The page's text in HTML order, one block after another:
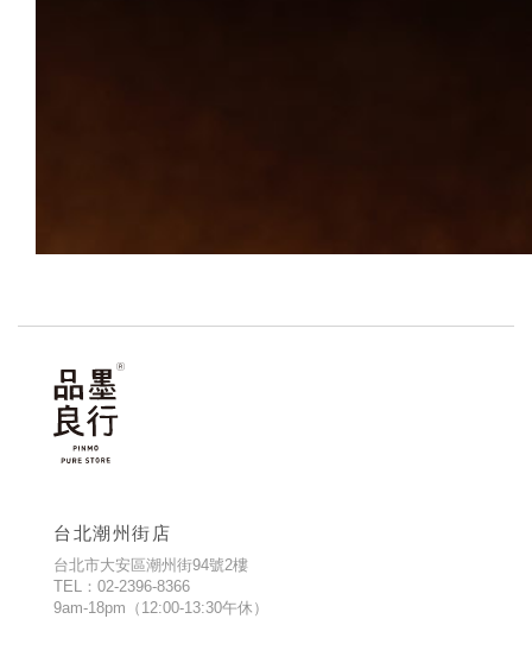
台北潮州街店
台北市大安區潮州街94號2樓
TEL：02-2396-8366
9am-18pm（12:00-13:30午休）